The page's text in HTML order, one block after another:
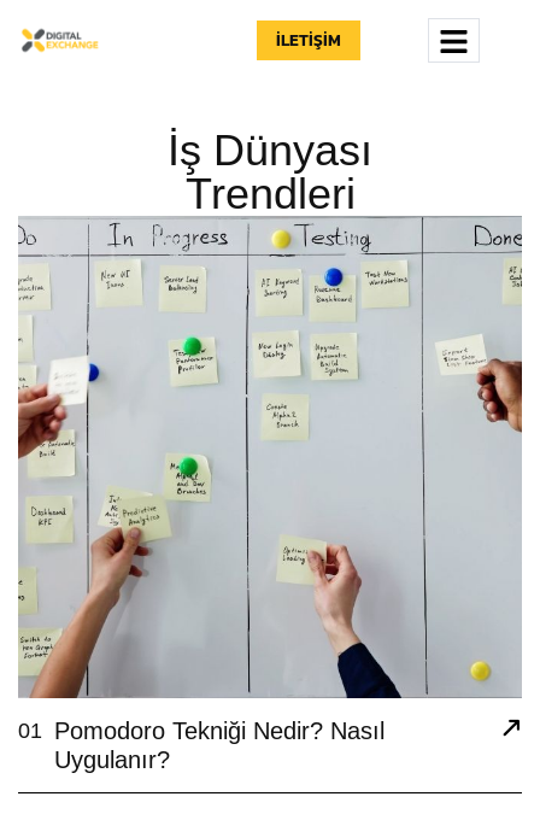
İLETIŞIM
İş Dünyası
Trendleri
01 Pomodoro Tekniği Nedir? Nasıl
Uygulanır?